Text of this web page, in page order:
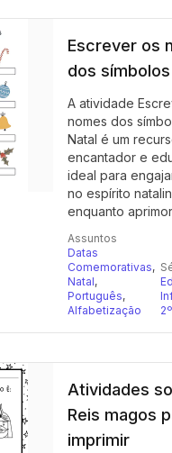
Escrever os
dos
A atividade
nomes dos
Natal é um
encantador e
ideal para
no espírito
enquanto
Assuntos
Datas
Comemorativas,
Natal,
Português,
Alfabetização
Atividades
Reis magos
imprimir